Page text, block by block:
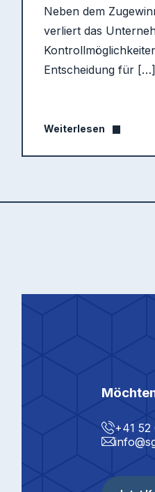
Neben dem
verliert das
Entscheidung für […]
Weiterlesen
+41